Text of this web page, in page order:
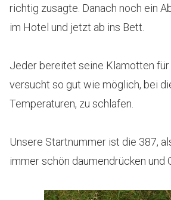
richtig zusagte. Danach noch ein
im Hotel und jetzt ab ins Bett.
Jeder bereitet seine Klamotten für
versucht so gut wie möglich, bei
Temperaturen, zu schlafen.
Unsere Startnummer ist die 387,
immer schön daumendrücken und